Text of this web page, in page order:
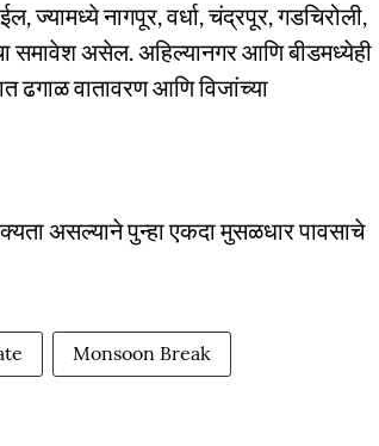
ज्यामध्ये नागपूर, वर्धा, चंद्रपूर, गडचिरोली,
समावेश असेल. अहिल्यानगर आणि बीडमध्येही
ढगाळ वातावरण आणि विजांच्या
असल्याने पुन्हा एकदा मुसळधार पावसाचे
Monsoon Break